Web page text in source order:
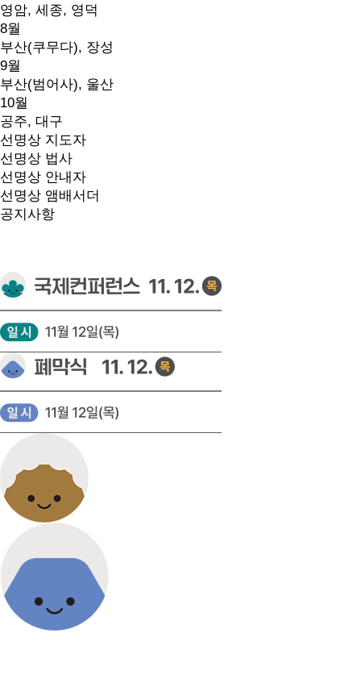
영암, 세종, 영덕
8월
부산(쿠무다), 장성
9월
부산(범어사), 울산
10월
공주, 대구
선명상 지도자
선명상 법사
선명상 안내자
선명상 앰배서더
공지사항